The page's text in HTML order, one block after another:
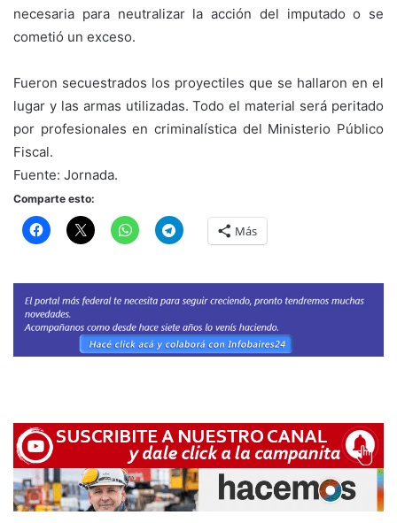
necesaria para neutralizar la acción del imputado o se
cometió un exceso. ⠀
Fueron secuestrados los proyectiles que se hallaron en el
lugar y las armas utilizadas. Todo el material será peritado
por profesionales en criminalística del Ministerio Público
Fiscal.⠀
Fuente: Jornada.
Comparte esto:
Más